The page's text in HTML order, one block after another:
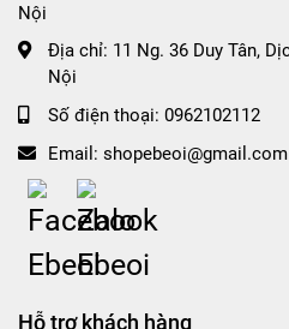
Nội
Địa chỉ: 11 Ng. 36 Duy Tân,
Nội
Số điện thoại: 0962102112
Email: shopebeoi@gmail.com
Hỗ trợ khách hàng